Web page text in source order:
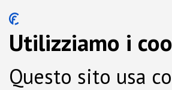
Utilizziamo i
Questo sito usa